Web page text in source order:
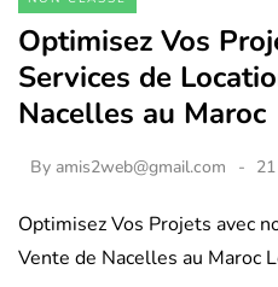
Optimisez Vos
Services de
Nacelles au Maroc
By amis2web@gmail.com
Optimisez Vos Projets avec
Vente de Nacelles au Maroc